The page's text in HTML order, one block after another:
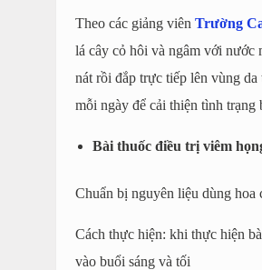
Theo các giảng viên Trường
lá cây cỏ hôi và ngâm với nước
nát rồi đắp trực tiếp lên vùng
mỗi ngày để cải thiện tình trạng
Bài thuốc điều trị viêm
Chuẩn bị nguyên liệu dùng hoa
Cách thực hiện: khi thực hiện
vào buổi sáng và tối